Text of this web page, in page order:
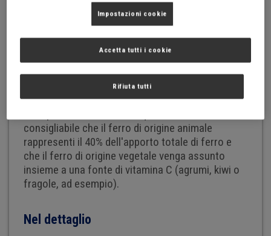
Il ferro di origine animale presenta una maggiore
biodisponibilità (l'organismo può utilizzarlo
meglio) rispetto al ferro di origine vegetale. È
facile da assorbire e utilizzare consumandolo in
ambiente acido (con vitamina C, o acido
ascorbico, ad esempio) e in combinazione con
consigliabile che il ferro di origine animale
rappresenti il 40% dell'apporto totale di ferro e
che il ferro di origine vegetale venga assunto
insieme a una fonte di vitamina C (agrumi, kiwi o
fragole, ad esempio).
Nel dettaglio
Impostazioni cookie
Rifiuta tutti
Accetta tutti i cookie